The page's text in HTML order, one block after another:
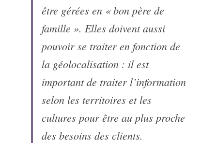
être gérées en « bon père de
famille ». Elles doivent aussi
pouvoir se traiter en fonction de
la géolocalisation : il est
important de traiter l’information
selon les territoires et les
cultures pour être au plus proche
des besoins des clients.